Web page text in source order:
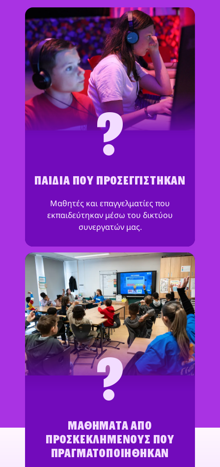
?
ΠΑΙΔΙΆ ΠΟΥ ΠΡΟΣΕΓΓΊΣΤΗΚΑΝ
Μαθητές και επαγγελματίες που
εκπαιδεύτηκαν μέσω του δικτύου
συνεργατών μας.
?
ΜΑΘΉΜΑΤΑ ΑΠΌ
ΠΡΟΣΚΕΚΛΗΜΈΝΟΥΣ ΠΟΥ
ΠΡΑΓΜΑΤΟΠΟΙΉΘΗΚΑΝ